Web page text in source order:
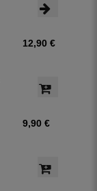
12,90 €
9,90 €